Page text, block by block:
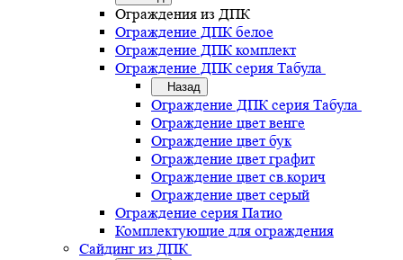
Ограждения из ДПК
Ограждение ДПК белое
Ограждение ДПК комплект
Ограждение ДПК серия Табула
Назад
Ограждение ДПК серия Табула
Ограждение цвет венге
Ограждение цвет бук
Ограждение цвет графит
Ограждение цвет св.корич
Ограждение цвет серый
Ограждение серия Патио
Комплектующие для ограждения
Сайдинг из ДПК